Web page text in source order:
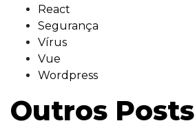
React
Segurança
Vírus
Vue
Wordpress
Outros Posts